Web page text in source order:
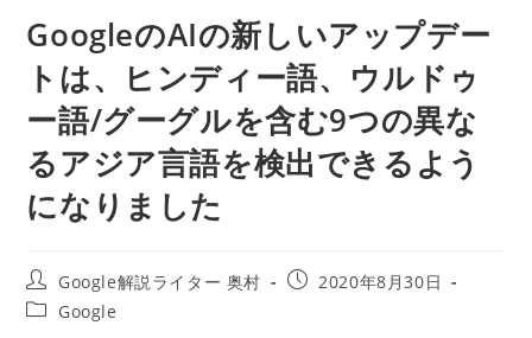
GoogleのAIの新しいアップデー
トは、ヒンディー語、ウルドゥ
ー語/グーグルを含む9つの異な
るアジア言語を検出できるよう
になりました
投
稿
者:
Google解説ライター 奥村
投
2020年8月30日
投
Google